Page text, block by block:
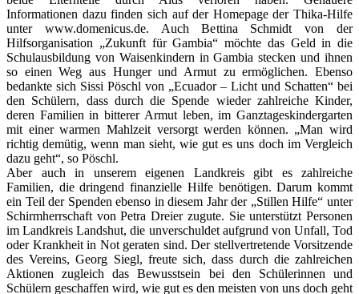
Informationen dazu finden sich auf der Homepage der Thika-Hilfe
unter www.domenicus.de. Auch Bettina Schmidt von der
Hilfsorganisation „Zukunft für Gambia“ möchte das Geld in die
Schulausbildung von Waisenkindern in Gambia stecken und ihnen
so einen Weg aus Hunger und Armut zu ermöglichen. Ebenso
bedankte sich Sissi Pöschl von „Ecuador – Licht und Schatten“ bei
den Schülern, dass durch die Spende wieder zahlreiche Kinder,
deren Familien in bitterer Armut leben, im Ganztageskindergarten
mit einer warmen Mahlzeit versorgt werden können. „Man wird
richtig demütig, wenn man sieht, wie gut es uns doch im Vergleich
dazu geht“, so Pöschl.
Aber auch in unserem eigenen Landkreis gibt es zahlreiche
Familien, die dringend finanzielle Hilfe benötigen. Darum kommt
ein Teil der Spenden ebenso in diesem Jahr der „Stillen Hilfe“ unter
Schirmherrschaft von Petra Dreier zugute. Sie unterstützt Personen
im Landkreis Landshut, die unverschuldet aufgrund von Unfall, Tod
oder Krankheit in Not geraten sind. Der stellvertretende Vorsitzende
des Vereins, Georg Siegl, freute sich, dass durch die zahlreichen
Aktionen zugleich das Bewusstsein bei den Schülerinnen und
Schülern geschaffen wird, wie gut es den meisten von uns doch geht